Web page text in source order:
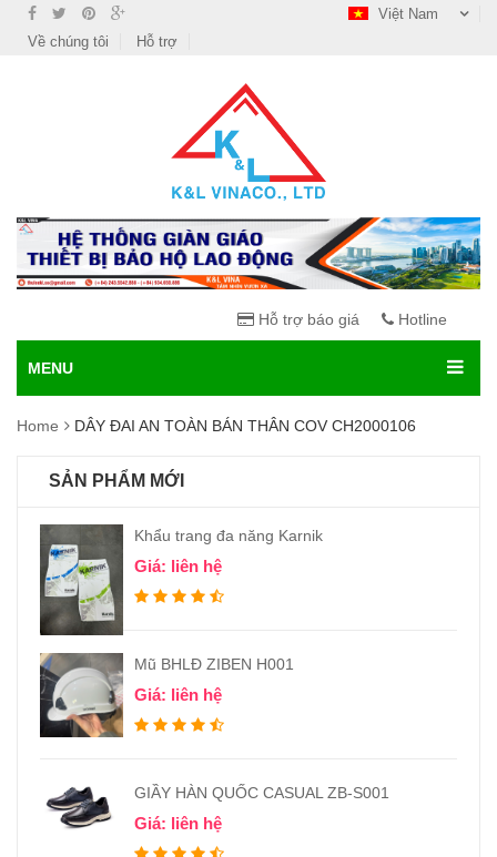
Việt Nam
Về chúng tôi
Hỗ trợ
Hỗ trợ báo giá Hotline
MENU
Home DÂY ĐAI AN TOÀN BÁN THÂN COV CH2000106
SẢN PHẨM MỚI
Khẩu trang đa năng Karnik
Giá: liên hệ
Mũ BHLĐ ZIBEN H001
Giá: liên hệ
GIẦY HÀN QUỐC CASUAL ZB-S001
Giá: liên hệ